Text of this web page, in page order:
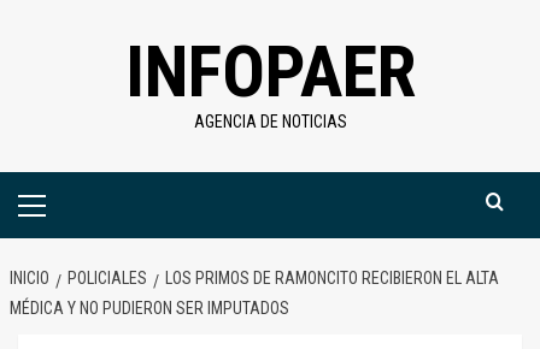
INFOPAER
AGENCIA DE NOTICIAS
Menú
INICIO POLICIALES
LOS PRIMOS DE RAMONCITO RECIBIERON EL ALTA
MÉDICA Y NO PUDIERON SER IMPUTADOS